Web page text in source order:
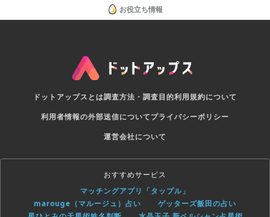
お役立ち情報
ドットアップスとは調査方法・調査目的利用規約について
利用者情報の外部送信についてプライバシーポリシー
運営会社について
おすすめサービス
マッチングアプリ「タップル」
marouge（マルージュ）占い
ゲッターズ飯田の占い